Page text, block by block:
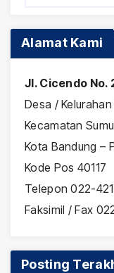
Alamat Kami
Jl. Cicendo No.
Desa /
Kecamatan
Kota Bandung –
Kode Pos 40117
Telepon 022-
Faksimil / Fax
Posting